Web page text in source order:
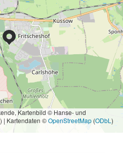
Kartenbild © Hanse- und
) | Kartendaten ©OpenStreetMap (ODbL )